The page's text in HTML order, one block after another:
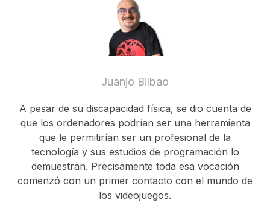
Juanjo Bilbao
A pesar de su discapacidad física, se dio cuenta de
que los ordenadores podrían ser una herramienta
que le permitirían ser un profesional de la
tecnología y sus estudios de programación lo
demuestran. Precisamente toda esa vocación
comenzó con un primer contacto con el mundo de
los videojuegos.